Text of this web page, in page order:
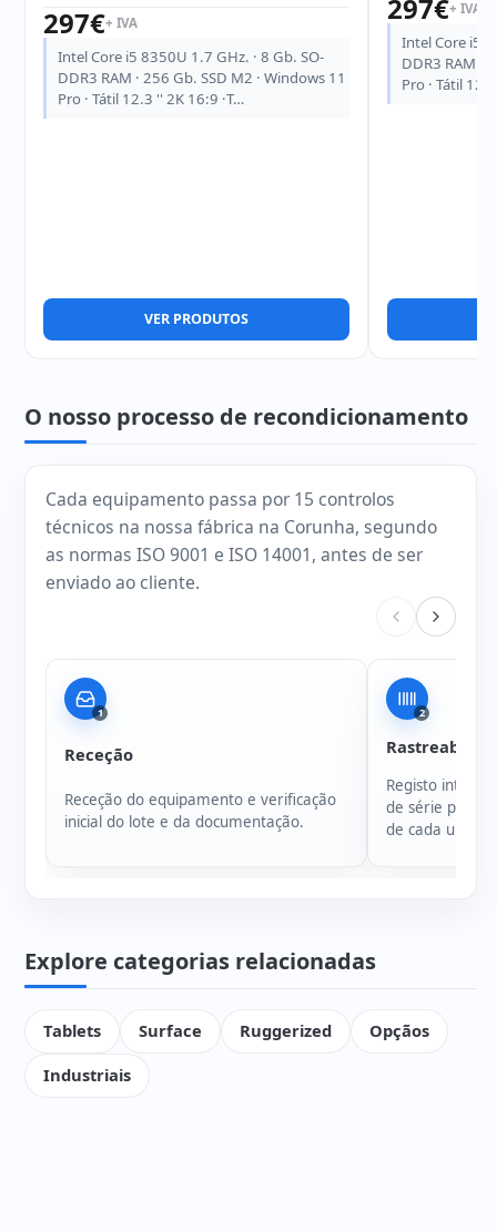
297€+ IVA
Intel Core i5 8350U 1.7 GHz. · 8 Gb. SO-
DDR3 RAM · 256 Gb. SSD M2 · Windows 11
Pro · Tátil 12.3 '' 2K 16:9 ·T…
VER PRODUTOS
297€+ IVA
Intel Core i5
DDR3 RAM ·
Pro · Tátil
O nosso processo de recondicionamento
Cada equipamento passa por 15 controlos
técnicos na nossa fábrica na Corunha, segundo
as normas ISO 9001 e ISO 14001, antes de ser
enviado ao cliente.
1
Receção
Receção do equipamento e verificação
inicial do lote e da documentação.
2
Registo
de série para
de cada
Explore categorias relacionadas
Tablets Surface Ruggerized
Opçãos
Industriais